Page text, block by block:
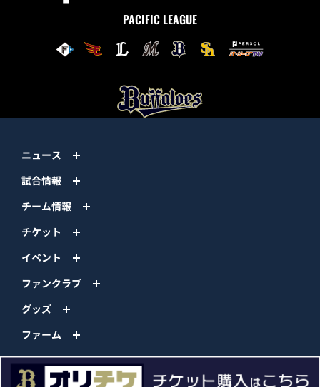
PACIFIC LEAGUE
ニュース
試合情報
チーム情報
チケット
イベント
ファンクラブ
グッズ
ファーム
エンタメ